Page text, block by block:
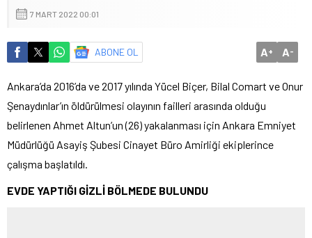
7 MART 2022 00:01
ABONE OL A+ A-
Ankara’da 2016’da ve 2017 yılında Yücel Biçer, Bilal Comart ve Onur
Şenaydınlar’ın öldürülmesi olayının failleri arasında olduğu
belirlenen Ahmet Altun’un (26) yakalanması için Ankara Emniyet
Müdürlüğü Asayiş Şubesi Cinayet Büro Amirliği ekiplerince
çalışma başlatıldı.
EVDE YAPTIĞI GİZLİ BÖLMEDE BULUNDU